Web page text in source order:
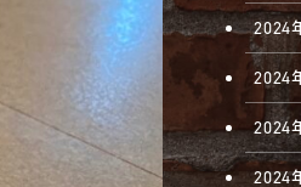
2024
2024
2024
2024